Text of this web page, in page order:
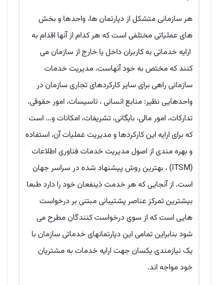
هر سازمانی متشکل از دپارتمان ها، واحدها و بخش
های عملیاتی مختلفی است که هر کدام از آنها اقدام به
ارایه خدماتی به کاربران داخل یا خارج از سازمان می
کنند که مختص به خود آنهاست، مدیریت خدمات
سازمانی راهی برای سایر کارکردهای تجاری سازمان در
واحدهایی نظیر: منابع انسانی ، تاسیسات، امور حقوقی،
تدارکات، امور مالی، بایگانی، تشریفات، امکانات و... است
که برای ارایه این کارکردها و مدیریت عملیات آن، استفاده
و بهره مندی از اصول مدیریت خدمات فناوری اطلاعات
(ITSM) ، بهترین روش پیشنهاد شده در سراسر جهان
است. از آنجایی که هر خدمت ذینفعان خود را دارد طبعا
بیشترین تمرکز عناصر پشتیبانی مبتنی بر درخواست
هایی است که از سوی درخواست کنندگان مطرح می
شود بنابراین تمامی این دپارتمانهای خدماتی سازمان با
یک نیازمندی یکسان جهت ارایه خدمات به مشتریان
خود مواجه اند.